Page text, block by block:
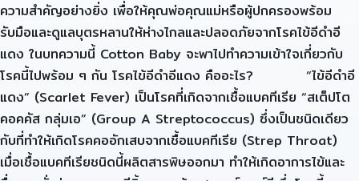
ความสำคัญอย่างยิ่ง เพื่อให้คุณพ่อคุณแม่หรือผู้ปกครองพร้อม
รับมือและดูแลบุตรหลานให้ห่างไกลและปลอดภัยจากโรคไข้อีดำอี
แดง ในบทความนี้ Cotton Baby จะพาไปทำความเข้าใจเกี่ยวกับ
โรคนี้ไปพร้อม ๆ กัน โรคไข้อีดำอีแดง คืออะไร? “ไข้อีดำอี
แดง” (Scarlet Fever) เป็นโรคที่เกิดจากเชื้อแบคทีเรีย “สเต็ปโต
คอคคัส กลุ่มเอ” (Group A Streptococcus) ซึ่งเป็นชนิดเดียว
กับที่ทำให้เกิดโรคคออักเสบจากเชื้อแบคทีเรีย (Strep Throat)
เมื่อเชื้อแบคทีเรียชนิดนี้ผลิตสารพิษออกมา ทำให้เกิดอาการไข้และ